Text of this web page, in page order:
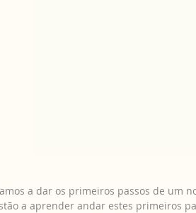
a dar os primeiros passos de um
a aprender andar estes primeiros